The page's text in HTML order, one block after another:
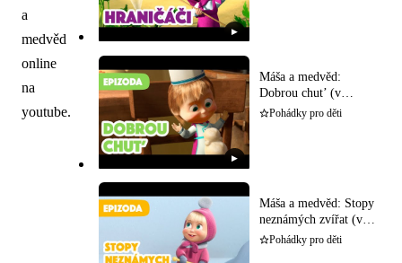
a
medvěd
online
na
youtube.
▶
▶
Máša a medvěd:
Dobrou chut’ (v
češtině)
Pohádky pro děti
Máša a medvěd: Stopy
neznámých zvířat (v
češtině)
Pohádky pro děti